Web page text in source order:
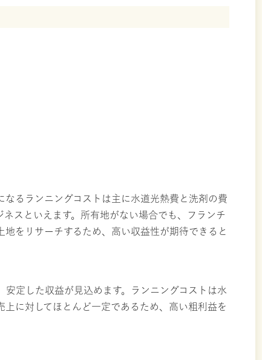
るランニングコストは主に水道光熱費と洗剤の費
スといえます。所有地がない場合でも、フランチ
をリサーチするため、高い収益性が期待できると
定した収益が見込めます。ランニングコストは水
に対してほとんど一定であるため、高い粗利益を